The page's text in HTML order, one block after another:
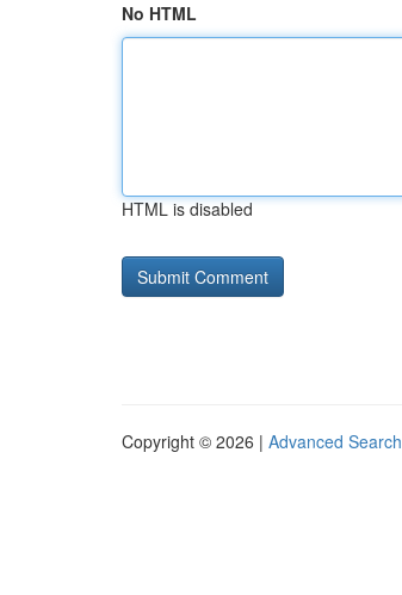
No HTML
HTML is disabled
Copyright © 2026 | Advanced Search